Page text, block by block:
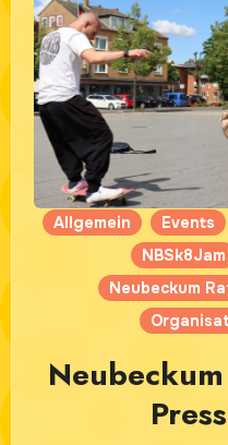
Allgemein Events
NBSk8Jam
Neubeckum